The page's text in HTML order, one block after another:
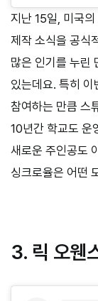
지난 15일, 미국
제작 소식을 공식
많은 인기를 누린
있는데요. 특히 이
참여하는 만큼 스
10년간 학교도 운
새로운 주인공도
싱크로율은 어떤
3. 릭 오웬